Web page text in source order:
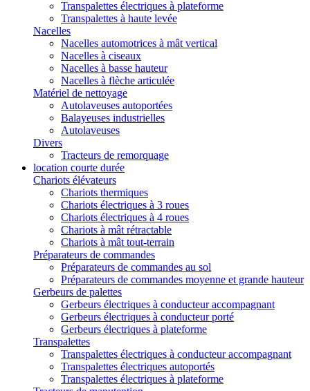
Transpalettes électriques à plateforme
Transpalettes à haute levée
Nacelles
Nacelles automotrices à mât vertical
Nacelles à ciseaux
Nacelles à basse hauteur
Nacelles à flèche articulée
Matériel de nettoyage
Autolaveuses autoportées
Balayeuses industrielles
Autolaveuses
Divers
Tracteurs de remorquage
location courte durée
Chariots élévateurs
Chariots thermiques
Chariots électriques à 3 roues
Chariots électriques à 4 roues
Chariots à mât rétractable
Chariots à mât tout-terrain
Préparateurs de commandes
Préparateurs de commandes au sol
Préparateurs de commandes moyenne et grande hauteur
Gerbeurs de palettes
Gerbeurs électriques à conducteur accompagnant
Gerbeurs électriques à conducteur porté
Gerbeurs électriques à plateforme
Transpalettes
Transpalettes électriques à conducteur accompagnant
Transpalettes électriques autoportés
Transpalettes électriques à plateforme